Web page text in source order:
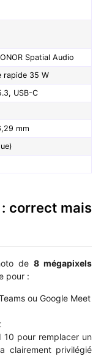
Spatial Audio
rapide 35 W
USB-C
mm
correct mais
de 8 mégapixels
pour :
ou Google Meet
10 pour remplacer un
clairement privilégié